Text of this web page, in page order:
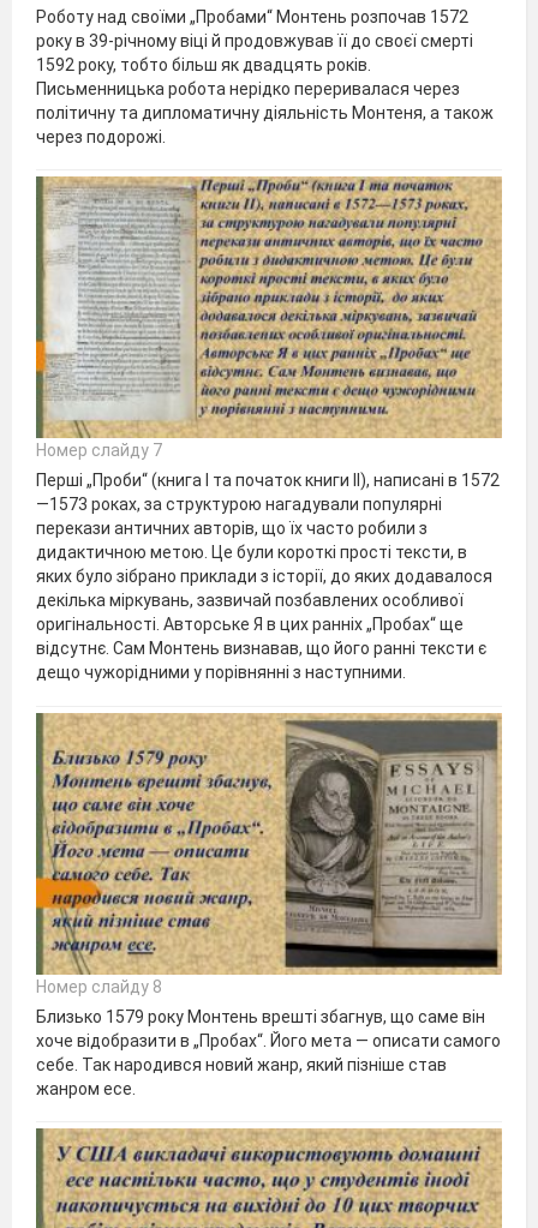
Роботу над своїми „Пробами“ Монтень розпочав 1572
року в 39-річному віці й продовжував її до своєї смерті
1592 року, тобто більш як двадцять років.
Письменницька робота нерідко переривалася через
політичну та дипломатичну діяльність Монтеня, а також
через подорожі.
Номер слайду 7
Перші „Проби“ (книга I та початок книги II), написані в 1572
—1573 роках, за структурою нагадували популярні
перекази античних авторів, що їх часто робили з
дидактичною метою. Це були короткі прості тексти, в
яких було зібрано приклади з історії, до яких додавалося
декілька міркувань, зазвичай позбавлених особливої
оригінальності. Авторське Я в цих ранніх „Пробах“ ще
відсутнє. Сам Монтень визнавав, що його ранні тексти є
дещо чужорідними у порівнянні з наступними.
Номер слайду 8
Близько 1579 року Монтень врешті збагнув, що саме він
хоче відобразити в „Пробах“. Його мета — описати самого
себе. Так народився новий жанр, який пізніше став
жанром есе.